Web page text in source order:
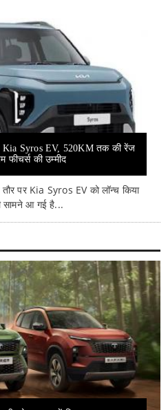
Kia Syros EV, 520KM तक की रेंज
फीचर्स की उम्मीद
पर Kia Syros EV को लॉन्च किया
सामने आ गई है...